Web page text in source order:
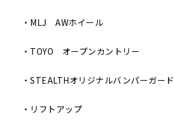
・MLJ AWホイール
・TOYO オープンカントリー
・STEALTHオリジナルバンパーガード
・リフトアップ